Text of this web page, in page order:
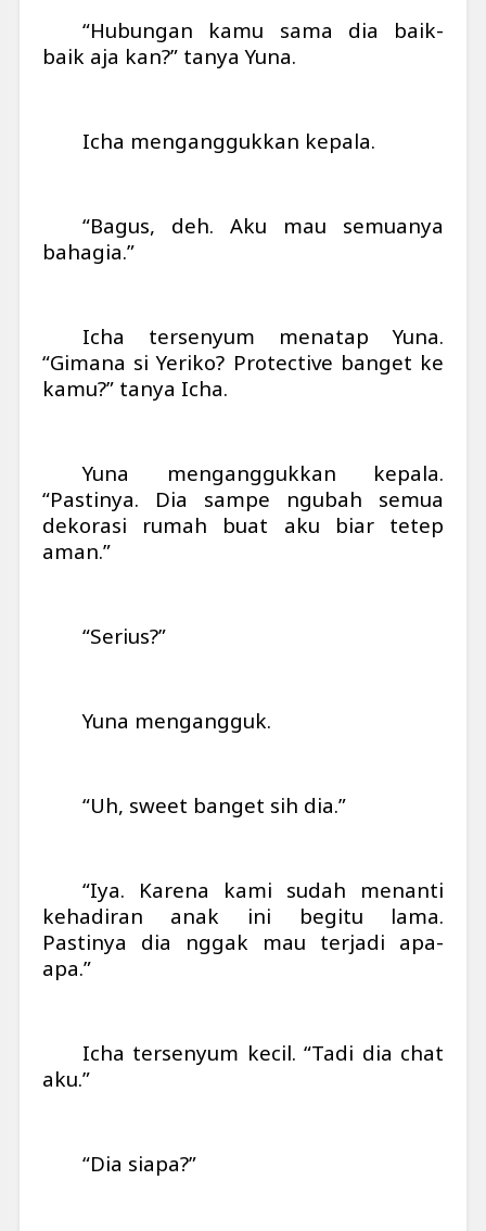
“Hubungan kamu sama dia baik-
baik aja kan?” tanya Yuna.
Icha menganggukkan kepala.
“Bagus, deh. Aku mau semuanya
bahagia.”
Icha tersenyum menatap Yuna.
“Gimana si Yeriko? Protective banget ke
kamu?” tanya Icha.
Yuna menganggukkan kepala.
“Pastinya. Dia sampe ngubah semua
dekorasi rumah buat aku biar tetep
aman.”
“Serius?”
Yuna mengangguk.
“Uh, sweet banget sih dia.”
“Iya. Karena kami sudah menanti
kehadiran anak ini begitu lama.
Pastinya dia nggak mau terjadi apa-
apa.”
Icha tersenyum kecil. “Tadi dia chat
aku.”
“Dia siapa?”